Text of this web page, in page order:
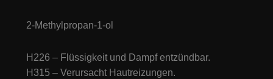
2-Methylpropan-1-ol
H226 – Flüssigkeit und Dampf entzündbar.
H315 – Verursacht Hautreizungen.